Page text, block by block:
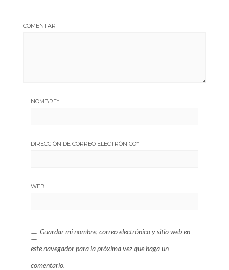
COMENTAR
NOMBRE*
DIRECCIÓN DE CORREO ELECTRÓNICO*
WEB
Guardar mi nombre, correo electrónico y sitio web en
este navegador para la próxima vez que haga un
comentario.